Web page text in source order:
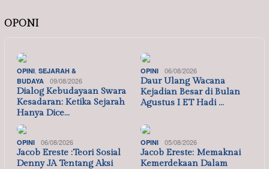
OPONI
OPINI SEJARAH &
BUDAYA
09/08/2026
Dialog Kebudayaan Swara
Kesadaran: Ketika Sejarah
Hanya Dice…
OPINI 06/08/2026
Daur Ulang Wacana
Kejadian Besar di Bulan
Agustus I ET Hadi …
OPINI 06/08/2026
Jacob Ereste :Teori Sosial
Denny JA Tentang Aksi
OPINI 05/08/2026
Jacob Ereste: Memaknai
Kemerdekaan Dalam